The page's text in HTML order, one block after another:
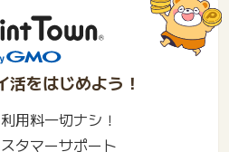
活をはじめよう！
用料一切ナシ！
タマーサポート